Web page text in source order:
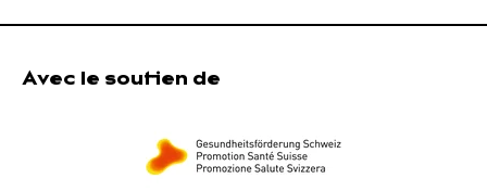
Avec le soutien de